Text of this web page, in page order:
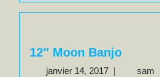
12″ Moon Banjo
janvier 14, 2017 janvier
| sam